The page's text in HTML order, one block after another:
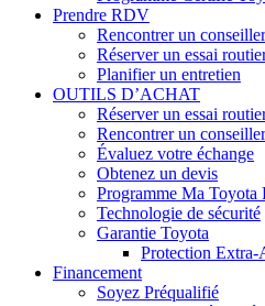
Prendre RDV
Rencontrer un conseiller
Réserver un essai
Planifier un entretien
OUTILS D’ACHAT
Réserver un essai
Rencontrer un conseiller
Évaluez votre échange
Obtenez un devis
Programme Ma Toyota
Technologie de sécurité
Garantie Toyota
Protection
Financement
Soyez Préqualifié